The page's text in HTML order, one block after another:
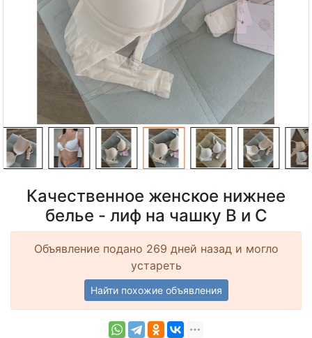
Качественное женское нижнее
белье - лиф на чашку B и C
Объявление подано 269 дней назад и могло
устареть
Найти похожие объявления